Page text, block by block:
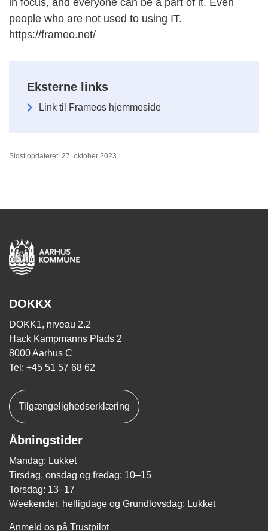
people who are not used to using IT.
https://frameo.net/
Eksterne links
Link til Frameos hjemmeside
Sidst opdateret: 27. oktober 2023
DOKKX
DOKK1, niveau 2.2
Hack Kampmanns Plads 2
8000 Aarhus C
Tel: +45 51 57 68 62
Tilgængelighedserklæring
Åbningstider
Mandag: Lukket
Tirsdag, onsdag og fredag: 10–15
Torsdag: 13–17
Weekender, helligdage og Grundlovsdag: Lukket
Anmeld os på Trustpilot